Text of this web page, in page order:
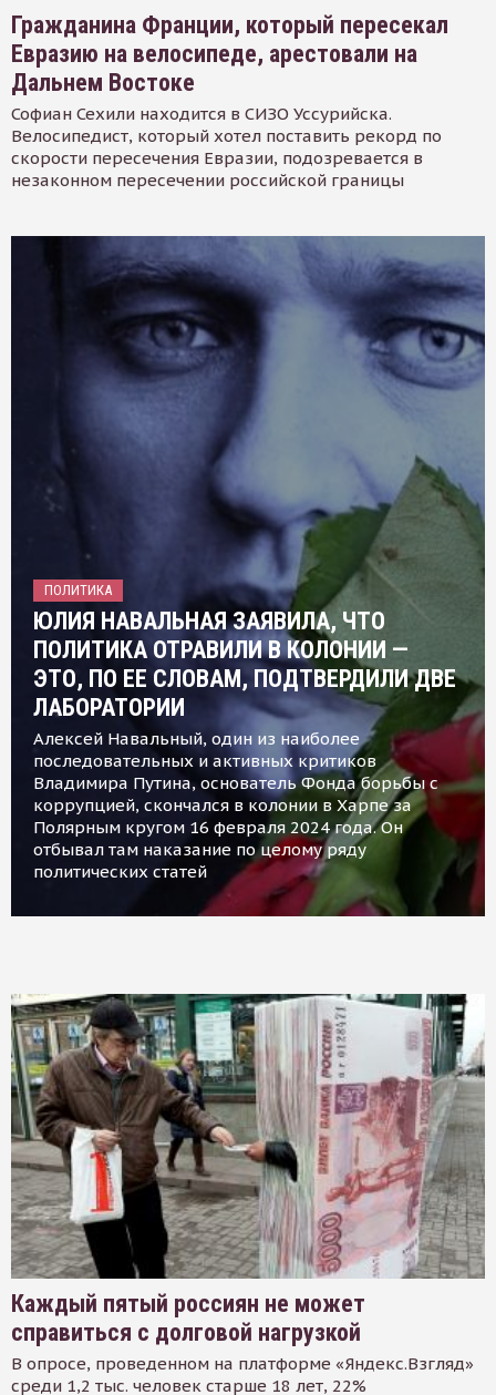
Гражданина Франции, который пересекал
Евразию на велосипеде, арестовали на
Дальнем Востоке
Софиан Сехили находится в СИЗО Уссурийска.
Велосипедист, который хотел поставить рекорд по
скорости пересечения Евразии, подозревается в
незаконном пересечении российской границы
ПОЛИТИКА
ЮЛИЯ НАВАЛЬНАЯ ЗАЯВИЛА, ЧТО
ПОЛИТИКА ОТРАВИЛИ В КОЛОНИИ —
ЭТО, ПО ЕЕ СЛОВАМ, ПОДТВЕРДИЛИ ДВЕ
ЛАБОРАТОРИИ
Алексей Навальный, один из наиболее
последовательных и активных критиков
Владимира Путина, основатель Фонда борьбы с
коррупцией, скончался в колонии в Харпе за
Полярным кругом 16 февраля 2024 года. Он
отбывал там наказание по целому ряду
политических статей
Каждый пятый россиян не может
справиться с долговой нагрузкой
В опросе, проведенном на платформе «Яндекс.Взгляд»
среди 1,2 тыс. человек старше 18 лет, 22%